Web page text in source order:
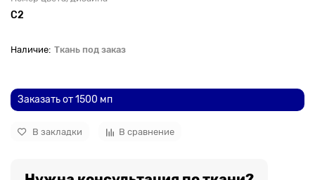
С2
Ткань под заказ
Заказать от 1500 мп
В закладки В сравнение